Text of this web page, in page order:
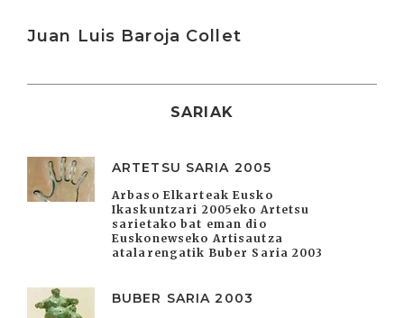
Juan Luis Baroja Collet
SARIAK
ARTETSU SARIA 2005
Arbaso Elkarteak Eusko
Ikaskuntzari 2005eko Artetsu
sarietako bat eman dio
Euskonewseko Artisautza
atalarengatik Buber Saria 2003
BUBER SARIA 2003